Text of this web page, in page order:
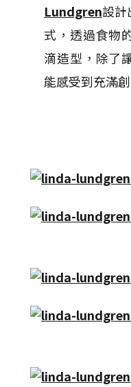
Lundgren設計
式，透過食物
滴造型，除了
能感受到充滿